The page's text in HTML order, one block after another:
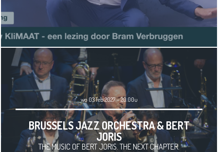
wo 03 feb 2027 - 20.00u
BRUSSELS JAZZ ORCHESTRA & BERT
JORIS
THE MUSIC OF BERT JORIS. THE NEXT CHAPTER.